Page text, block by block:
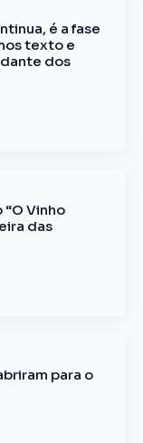
é a fase
texto e
dos
Vinho
das
para o